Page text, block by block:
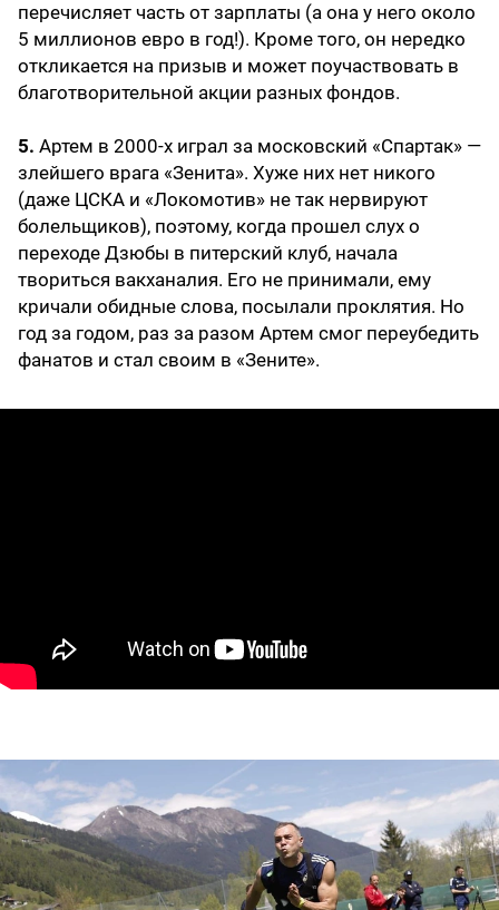
перечисляет часть от зарплаты (а она у него около
5 миллионов евро в год!). Кроме того, он нередко
откликается на призыв и может поучаствовать в
благотворительной акции разных фондов.
5. Артем в 2000-х играл за московский «Спартак» —
злейшего врага «Зенита». Хуже них нет никого
(даже ЦСКА и «Локомотив» не так нервируют
болельщиков), поэтому, когда прошел слух о
переходе Дзюбы в питерский клуб, начала
твориться вакханалия. Его не принимали, ему
кричали обидные слова, посылали проклятия. Но
год за годом, раз за разом Артем смог переубедить
фанатов и стал своим в «Зените».